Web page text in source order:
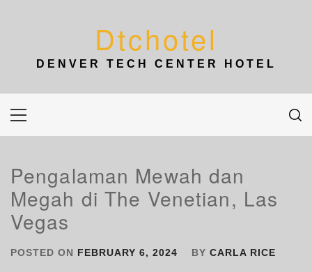
Dtchotel
DENVER TECH CENTER HOTEL
Primary
Menu
Pengalaman Mewah dan
Megah di The Venetian, Las
Vegas
POSTED ON FEBRUARY 6, 2024 BY CARLA RICE